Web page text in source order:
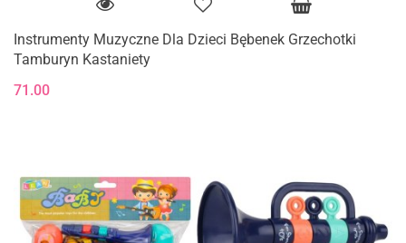
Instrumenty Muzyczne Dla Dzieci Bębenek Grzechotki
Tamburyn Kastaniety
71.00